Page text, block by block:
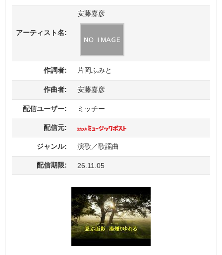
アーティスト名:
安藤嘉彦
作詞者: 片岡ふみと
作曲者: 安藤嘉彦
配信ユーザー: ミッチー
配信元:
ジャンル: 演歌／歌謡曲
配信期限: 26.11.05